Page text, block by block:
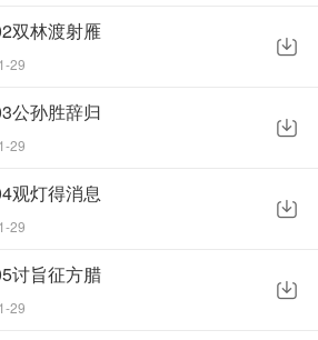
双林渡射雁
29
公孙胜辞归
29
观灯得消息
29
讨旨征方腊
29